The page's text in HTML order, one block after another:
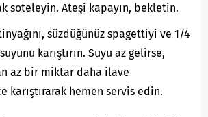
soteleyin. Ateşi kapayın, bekletin.
süzdüğünüz spagettiyi ve 1/4
karıştırın. Suyu az gelirse,
az bir miktar daha ilave
karıştırarak hemen servis edin.